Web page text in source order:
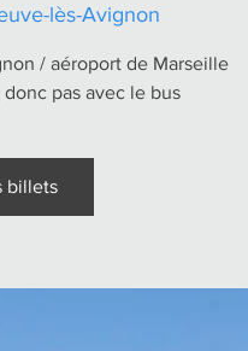
lès-Avignon
/ aéroport de Marseille
pas avec le bus
billets